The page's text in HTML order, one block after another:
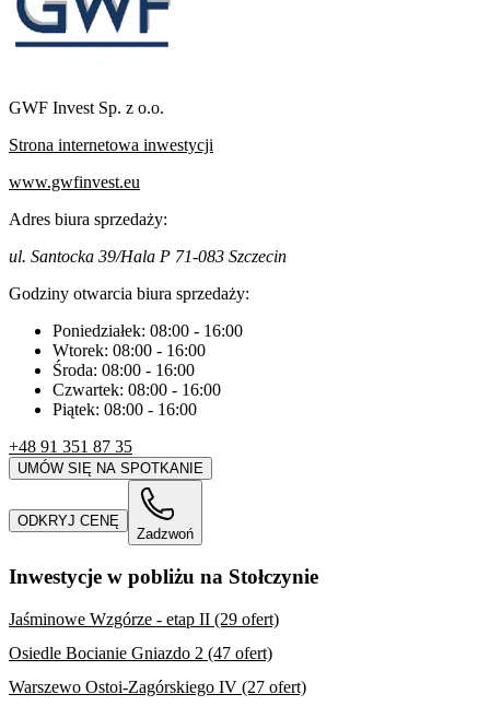
GWF Invest Sp. z o.o.
Strona internetowa inwestycji
www.gwfinvest.eu
Adres biura sprzedaży:
ul. Santocka 39/Hala P 71-083 Szczecin
Godziny otwarcia biura sprzedaży:
Poniedziałek: 08:00 - 16:00
Wtorek: 08:00 - 16:00
Środa: 08:00 - 16:00
Czwartek: 08:00 - 16:00
Piątek: 08:00 - 16:00
+48 91 351 87 35
UMÓW SIĘ NA SPOTKANIE
ODKRYJ CENĘ
Zadzwoń
Inwestycje w pobliżu na Stołczynie
Jaśminowe Wzgórze - etap II (29 ofert)
Osiedle Bocianie Gniazdo 2 (47 ofert)
Warszewo Ostoi-Zagórskiego IV (27 ofert)